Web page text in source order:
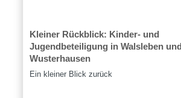
Kleiner Rückblick: Kinder- und
Jugendbeteiligung in Walsleben und
Wusterhausen
Ein kleiner Blick zurück